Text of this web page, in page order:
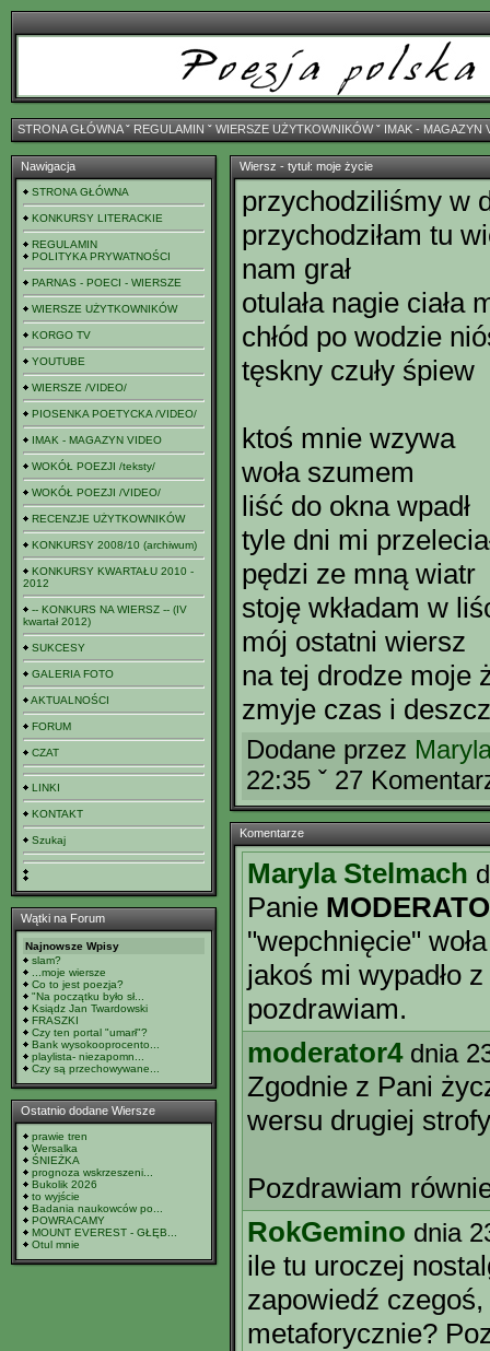
STRONA GŁÓWNAˇ REGULAMIN ˇ WIERSZE UŻYTKOWNIKÓWˇ IMAK - MAGAZYN
Nawigacja
STRONA GŁÓWNA
KONKURSY LITERACKIE
REGULAMIN
POLITYKA PRYWATNOŚCI
PARNAS - POECI - WIERSZE
WIERSZE UŻYTKOWNIKÓW
KORGO TV
YOUTUBE
WIERSZE /VIDEO/
PIOSENKA POETYCKA /VIDEO/
IMAK - MAGAZYN VIDEO
WOKÓŁ POEZJI /teksty/
WOKÓŁ POEZJI /VIDEO/
RECENZJE UŻYTKOWNIKÓW
KONKURSY 2008/10 (archiwum)
KONKURSY KWARTAŁU 2010 -
2012
-- KONKURS NA WIERSZ -- (IV
kwartał 2012)
SUKCESY
GALERIA FOTO
AKTUALNOŚCI
FORUM
CZAT
LINKI
KONTAKT
Szukaj
Wątki na Forum
Najnowsze Wpisy
slam?
...moje wiersze
Co to jest poezja?
"Na początku było sł...
Ksiądz Jan Twardowski
FRASZKI
Czy ten portal "umarł"?
Bank wysokooprocento...
playlista- niezapomn...
Czy są przechowywane...
Ostatnio dodane Wiersze
prawie tren
Wersalka
ŚNIEŻKA
prognoza wskrzeszeni...
Bukolik 2026
to wyjście
Badania naukowców po...
POWRACAMY
MOUNT EVEREST - GŁĘB...
Otul mnie
Wiersz - tytuł: moje życie
przychodziliśmy w
przychodziłam tu
nam grał
otulała nagie ciała
chłód po wodzie
tęskny czuły śpiew
ktoś mnie wzywa
woła szumem
liść do okna wpadł
tyle dni mi
pędzi ze mną wiatr
stoję wkładam w
mój ostatni wiersz
na tej drodze moje
zmyje czas i deszcz
Dodane przez
22:35 ˇ 27
Komentarze
Maryla Stelmach
Panie
"wepchnięcie"
jakoś mi wypadło
pozdrawiam.
moderator4 dnia
Zgodnie z Pani
wersu drugiej
Pozdrawiam
RokGemino dnia
ile tu uroczej
zapowiedź
metaforycznie?